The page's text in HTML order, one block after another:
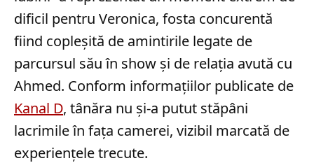
dificil pentru Veronica, fosta concurentă
fiind copleșită de amintirile legate de
parcursul său în show și de relația avută cu
Ahmed. Conform informațiilor publicate de
Kanal D, tânăra nu și-a putut stăpâni
lacrimile în fața camerei, vizibil marcată de
experiențele trecute.